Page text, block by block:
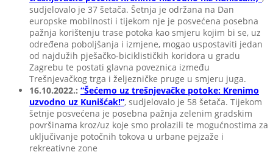
sudjelovalo je 37 šetača. Šetnja je održana na Dan
europske mobilnosti i tijekom nje je posvećena posebna
pažnja korištenju trase potoka kao smjeru kojim bi se, uz
određena poboljšanja i izmjene, mogao uspostaviti jedan
od najdužih pješačko-biciklističkih koridora u gradu
Zagrebu te postati glavna poveznica između
Trešnjevačkog trga i željezničke pruge u smjeru juga.
16.10.2022.: “Šećemo uz trešnjevačke potoke: Krenimo
uzvodno uz Kunišćak!”, sudjelovalo je 58 šetača. Tijekom
šetnje posvećena je posebna pažnja zelenim gradskim
površinama kroz/uz koje smo prolazili te mogućnostima za
uključivanje potočnih tokova u urbane pejzaže i
rekreativne zone